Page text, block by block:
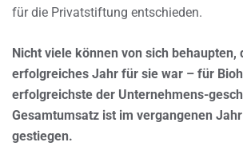
für die Privatstiftung entschieden.
Nicht viele können von sich behaupten,
erfolgreiches Jahr für sie war – für
erfolgreichste der Unternehmens-
Gesamtumsatz ist im vergangenen
gestiegen.